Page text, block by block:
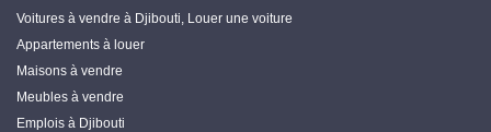
Voitures à vendre à Djibouti, Louer une voiture
Appartements à louer
Maisons à vendre
Meubles à vendre
Emplois à Djibouti